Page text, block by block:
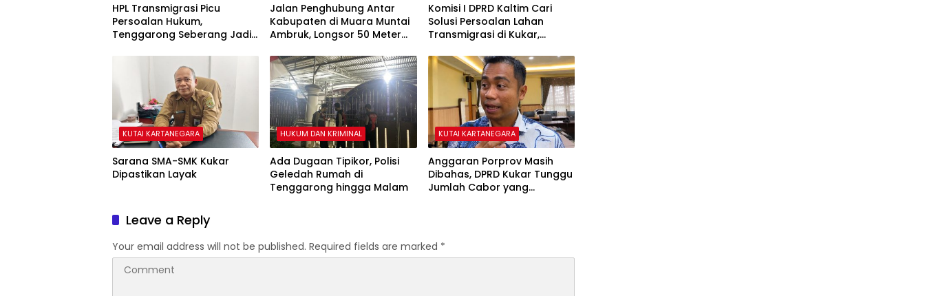
HPL Transmigrasi Picu
Persoalan Hukum,
Tenggarong Seberang Jadi
Permasalahan Terbanyak di
Jalan Penghubung Antar
Kabupaten di Muara Muntai
Ambruk, Longsor 50 Meter
Komisi I DPRD Kaltim Cari
Solusi Persoalan Lahan
Transmigrasi di Kukar,
Terulang
KUTAI KARTANEGARA
Sarana SMA-SMK Kukar
Dipastikan Layak
HUKUM DAN KRIMINAL
Ada Dugaan Tipikor, Polisi
Geledah Rumah di
Tenggarong hingga Malam
KUTAI KARTANEGARA
Anggaran Porprov Masih
Dibahas, DPRD Kukar Tunggu
Jumlah Cabor yang
Leave a Reply
Your email address will not be published. Required fields are marked *